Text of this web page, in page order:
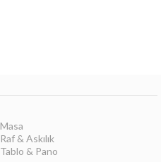
Masa
Raf & Askılık
Tablo & Pano